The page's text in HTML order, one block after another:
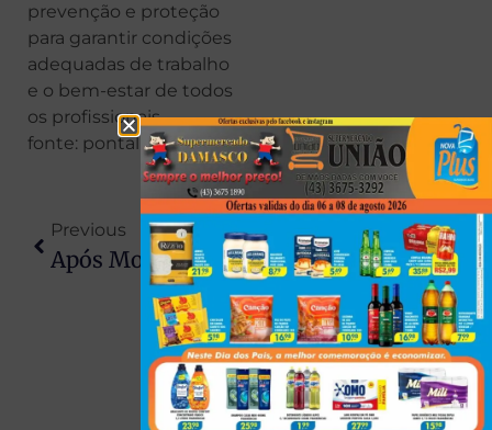
prevenção e proteção
para garantir condições
adequadas de trabalho
e o bem-estar de todos
os profissionais.
fonte: pontal news
Previous
Após Morte Do Marido Em Acidente, Mulher É Encontrada Degolada Dentro De Residência
Next
Antidepressivo É Encontrado No Cérebro De Tubarões No Litoral Do Rio E Acende Alerta Ambiental